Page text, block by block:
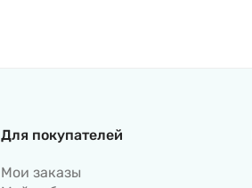
Для покупателей
Мои заказы